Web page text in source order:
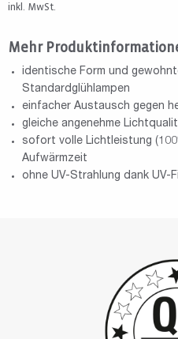
inkl. MwSt.
Mehr
identische Form und
Standardglühlampen
einfacher Austausch gegen
gleiche angenehme
sofort volle Lichtleistung
Aufwärmzeit
ohne UV-Strahlung dank UV-